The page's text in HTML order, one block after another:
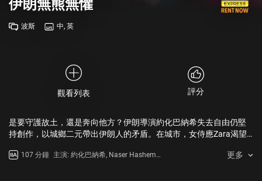
伊朗無熊無懼
波斯 中, 英
觀看列表 評分
是要守護故土，還是奔向他方？伊朗導演約化巴納希失去自由仍堅
持創作，以城鄉二元帶出伊朗人的矛盾。在城市，女侍應Zara渴望
然而護照只有一本，兩人頓時陷於走與留的兩難中。在鄉村，導演
107 分鐘 主演: 約化巴納希, Naser Hashemi,
更多